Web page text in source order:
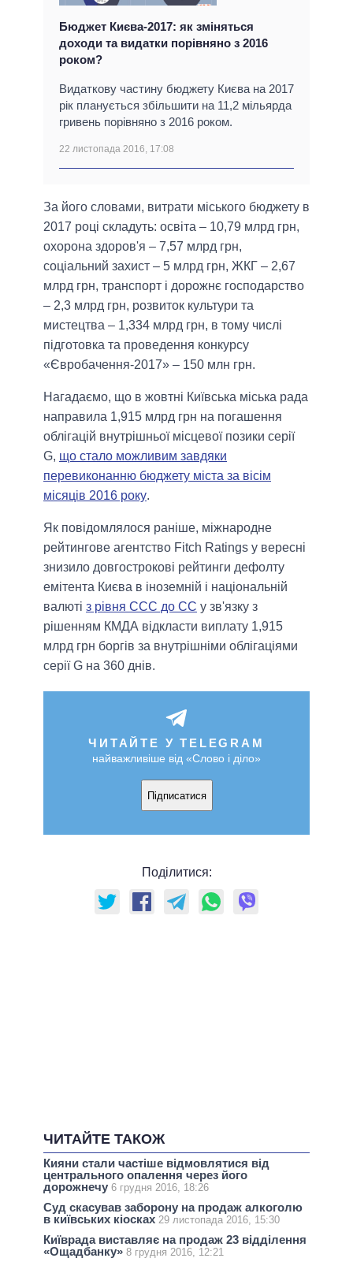
Бюджет Києва-2017: як зміняться
доходи та видатки порівняно з 2016
роком?
Видаткову частину бюджету Києва на 2017
рік планується збільшити на 11,2 мільярда
гривень порівняно з 2016 роком.
22 листопада 2016, 17:08
За його словами, витрати міського бюджету в
2017 році складуть: освіта – 10,79 млрд грн,
охорона здоров'я – 7,57 млрд грн,
соціальний захист – 5 млрд грн, ЖКГ – 2,67
млрд грн, транспорт і дорожнє господарство
– 2,3 млрд грн, розвиток культури та
мистецтва – 1,334 млрд грн, в тому числі
підготовка та проведення конкурсу
«Євробачення-2017» – 150 млн грн.
Нагадаємо, що в жовтні Київська міська рада
направила 1,915 млрд грн на погашення
облігацій внутрішньої місцевої позики серії
G, що стало можливим завдяки
перевиконанню бюджету міста за вісім
місяців 2016 року.
Як повідомлялося раніше, міжнародне
рейтингове агентство Fitch Ratings у вересні
знизило довгострокові рейтинги дефолту
емітента Києва в іноземній і національній
валюті з рівня CCC до CC у зв'язку з
рішенням КМДА відкласти виплату 1,915
млрд грн боргів за внутрішніми облігаціями
серії G на 360 днів.
ЧИТАЙТЕ У TELEGRAM
найважливіше від «Слово і діло»
Підписатися
Поділитися:
ЧИТАЙТЕ ТАКОЖ
Кияни стали частіше відмовлятися від
центрального опалення через його
дорожнечу 6 грудня 2016, 18:26
Суд скасував заборону на продаж алкоголю
в київських кіосках 29 листопада 2016, 15:30
Київрада виставляє на продаж 23 відділення
«Ощадбанку» 8 грудня 2016, 12:21